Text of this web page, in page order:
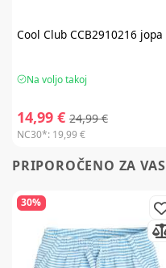
Cool ClubCCB2910216 jopa
Na voljo takoj
14,99 € 24,99 €
NC30*: 19,99 €
PRIPOROČENO ZA VAS
30%